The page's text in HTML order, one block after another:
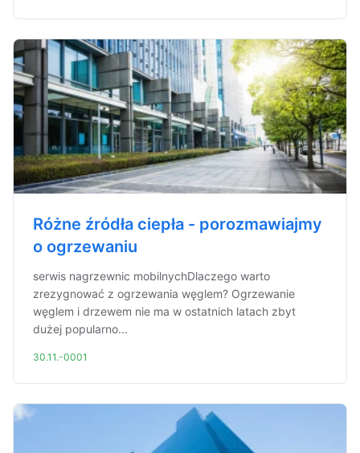
Różne źródła ciepła - porozmawiajmy
o ogrzewaniu
serwis nagrzewnic mobilnychDlaczego warto
zrezygnować z ogrzewania węglem? Ogrzewanie
węglem i drzewem nie ma w ostatnich latach zbyt
dużej popularno...
30.11.-0001